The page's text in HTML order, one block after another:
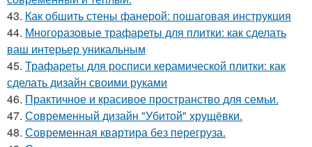
43. Как обшить стены фанерой: пошаговая инструкция
44. Многоразовые трафареты для плитки: как сделать
ваш интерьер уникальным
45. Трафареты для росписи керамической плитки: как
сделать дизайн своими руками
46. Практичное и красивое пространство для семьи.
47. Современный дизайн "Убитой" хрущёвки.
48. Современная квартира без перегруза.